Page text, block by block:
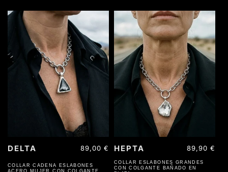
ACERO INOXIDABLE
COLLAR CADENA ESLABONES
ACERO MUJER CON COLGANTE
DELTA
Precio
habitual
89,00 €
ACERO INOXIDABLE
COLLAR ESLABONES GRANDES
CON COLGANTE BAÑADO EN
HEPTA
Precio
habitual
89,90 €